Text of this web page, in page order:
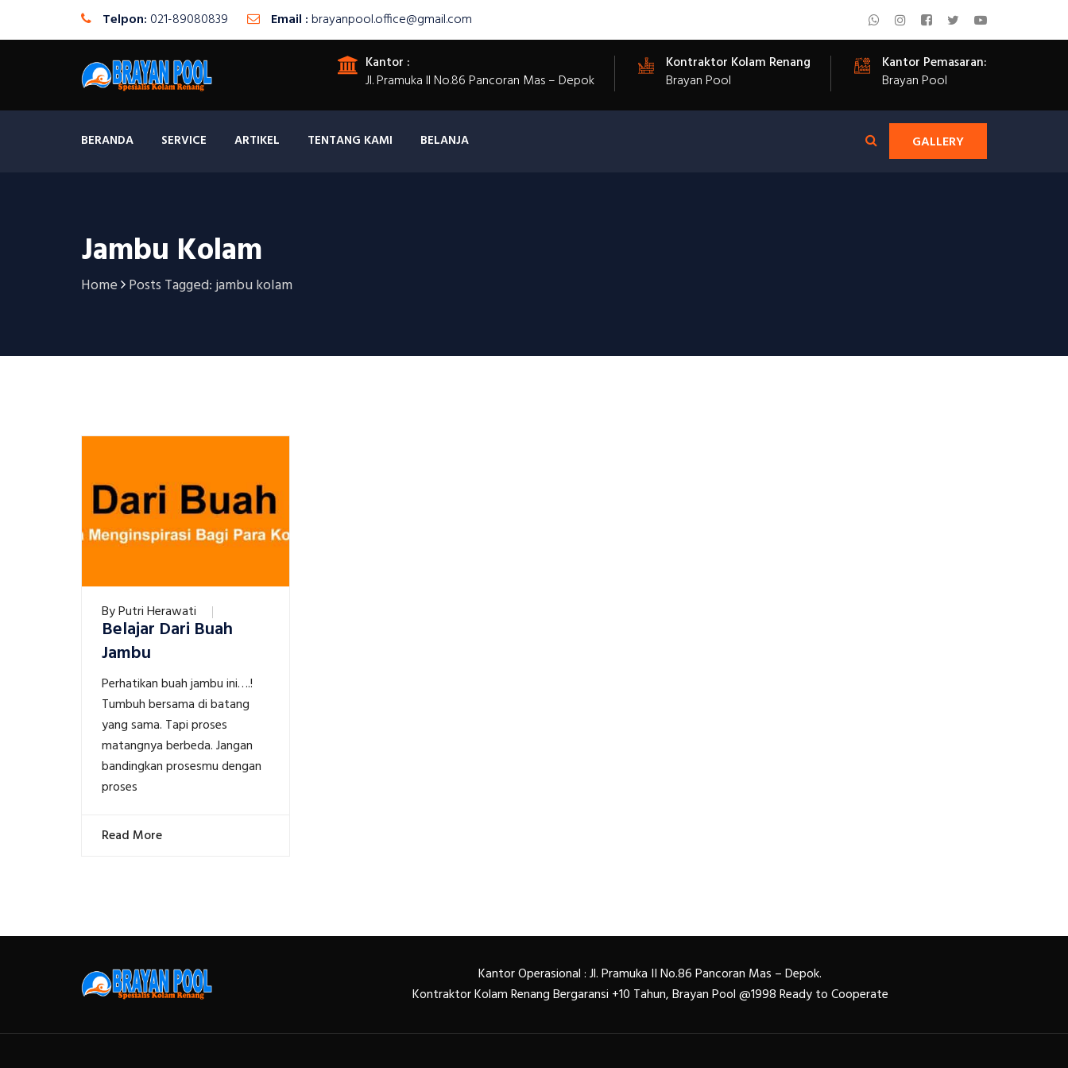
Telpon: 021-89080839 Email :brayanpool.office@gmail.com
Kantor :
Jl. Pramuka II No.86 Pancoran Mas – Depok
Kontraktor Kolam Renang
Brayan Pool
Kantor Pemasaran:
Brayan Pool
BERANDA SERVICE ARTIKEL TENTANG KAMI BELANJA GALLERY
Jambu Kolam
Home Posts Tagged: jambu kolam
ByPutri Herawati
Belajar Dari Buah
Jambu
Perhatikan buah jambu ini….!
Tumbuh bersama di batang
yang sama. Tapi proses
matangnya berbeda. Jangan
bandingkan prosesmu dengan
proses
Read More
Kantor Operasional : Jl. Pramuka II No.86 Pancoran Mas – Depok.
Kontraktor Kolam Renang Bergaransi +10 Tahun, Brayan Pool @1998 Ready to Cooperate